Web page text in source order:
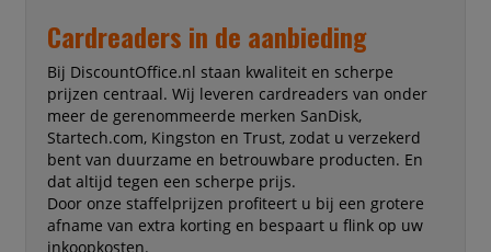
Cardreaders in de aanbieding
Bij DiscountOffice.nl staan kwaliteit en scherpe
prijzen centraal. Wij leveren cardreaders van onder
meer de gerenommeerde merken SanDisk,
Startech.com, Kingston en Trust, zodat u verzekerd
bent van duurzame en betrouwbare producten. En
dat altijd tegen een scherpe prijs.
Door onze staffelprijzen profiteert u bij een grotere
afname van extra korting en bespaart u flink op uw
inkoopkosten.